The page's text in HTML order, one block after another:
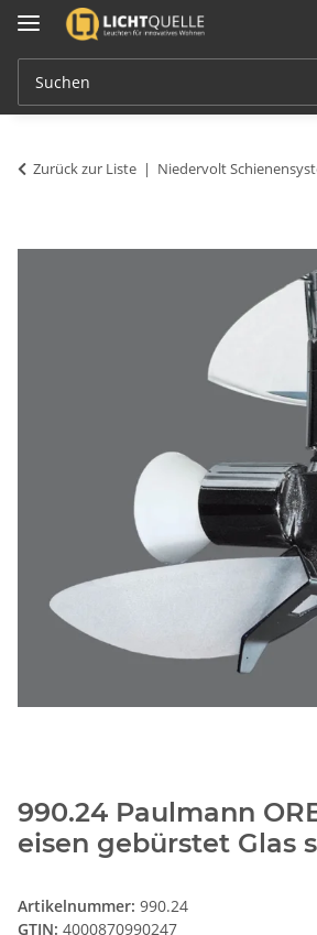
Zurück zur Liste Niedervolt
990.24 Paulmann
eisen gebürstet Glas
Artikelnummer: 990.24
GTIN: 4000870990247